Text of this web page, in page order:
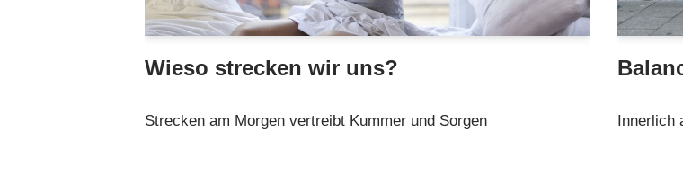
Wieso strecken wir uns?
Strecken am Morgen vertreibt Kummer und Sorgen Innerlich